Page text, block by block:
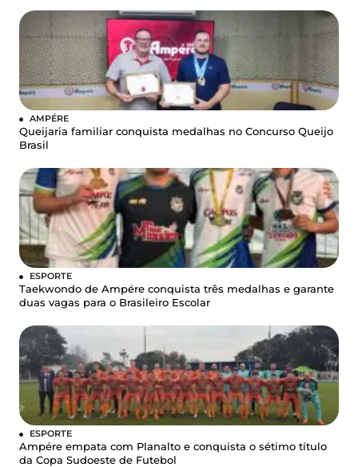
AMPÉRE
Queijaria familiar conquista medalhas no Concurso Queijo
Brasil
ESPORTE
Taekwondo de Ampére conquista três medalhas e garante
duas vagas para o Brasileiro Escolar
ESPORTE
Ampére empata com Planalto e conquista o sétimo título
da Copa Sudoeste de Futebol